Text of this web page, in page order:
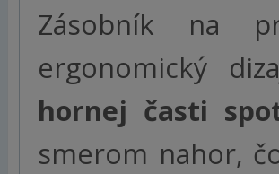
Zásobník na
ergonomický
hornej časti
smerom nahor,